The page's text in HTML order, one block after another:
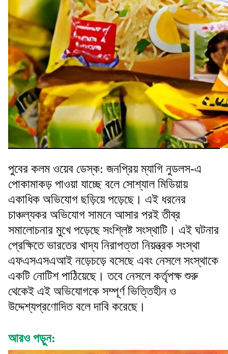
পুবের কলম ওয়েব ডেস্ক: জনপ্রিয় ম্যাগি নুডলস-এ
পোকামাকড় পাওয়া যাচ্ছে বলে সোশ্যাল মিডিয়ায়
একাধিক অভিযোগ ছড়িয়ে পড়েছে। এই ধরনের
চাঞ্চল্যকর অভিযোগ সামনে আসার পরই তীব্র
সমালোচনার মুখে পড়েছে সংশ্লিষ্ট সংস্থাটি। এই ঘটনার
প্রেক্ষিতে ভারতের খাদ্য নিরাপত্তা নিয়ন্ত্রক সংস্থা
এফএসএসএআই নড়েচড়ে বসেছে এবং নেসলে সংস্থাকে
একটি নোটিশ পাঠিয়েছে। তবে নেসলে কর্তৃপক্ষ শুরু
থেকেই এই অভিযোগকে সম্পূর্ণ ভিত্তিহীন ও
উদ্দেশ্যপ্রণোদিত বলে দাবি করেছে।
আরও পড়ুন: